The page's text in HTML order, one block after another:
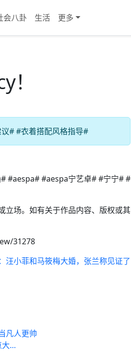
会八卦 生活 更多
# #衣着搭配风格指导#
#aespa# #aespa宁艺卓# #宁宁# #
立场。如有关于作品内容、版权或其
31278
汪小菲和马筱梅大婚，张兰称见证了
凡人更帅
大…